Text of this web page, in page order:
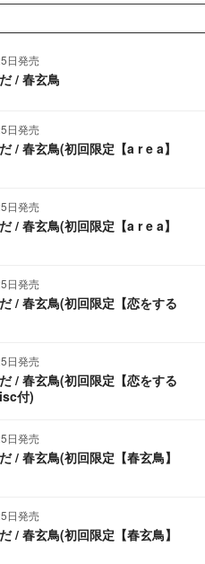
日発売
/ 春玄鳥
日発売
/ 春玄鳥(初回限定【a r e a】
日発売
/ 春玄鳥(初回限定【a r e a】
日発売
/ 春玄鳥(初回限定【恋をする
日発売
/ 春玄鳥(初回限定【恋をする
付)
日発売
/ 春玄鳥(初回限定【春玄鳥】
日発売
/ 春玄鳥(初回限定【春玄鳥】